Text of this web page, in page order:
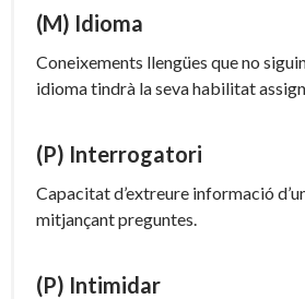
(M) Idioma
Coneixements llengües que no
idioma tindrà la seva habilitat
(P) Interrogatori
Capacitat d’extreure informació
mitjançant preguntes.
(P) Intimidar